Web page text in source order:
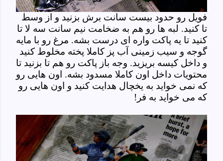
فویل رو حدود بیست سانت برش بزنید و از وسط
تا کنید. لبه ها رو هم به ضخامت نیم سانت سه لا تا
کنید تا یه پاکت واره ای درست بشه. مرغ رو با مایه
گوجه و سیب زمینی آب پز کاملا پخته مخلوط کنید
و داخل کیسه بریزید. وجه باز پاکت رو هم تا بزنید تا
محتویات داخل اون کاملا مسدود بشه. اون هایی رو
که نمی خواید به یخچال هدایت کنید و اون هایی رو
که می خواید به فر!